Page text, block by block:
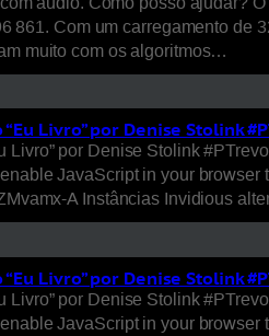
861. Com um carregamento de
muito com os algoritmos…
Livro” por Denise Stolink
Livro” por Denise Stolink
JavaScript in your
A Instâncias Invidious
Livro” por Denise Stolink
Livro” por Denise Stolink
JavaScript in your